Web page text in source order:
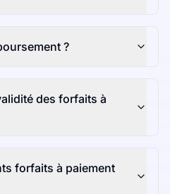
?
des forfaits à
forfaits à paiement